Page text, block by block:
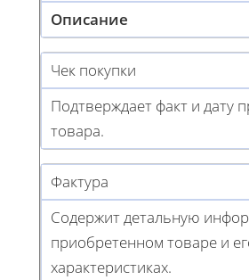
Описание
Чек покупки
Подтверждает факт и дату
товара.
Фактура
Содержит детальную
приобретенном товаре и
характеристиках.